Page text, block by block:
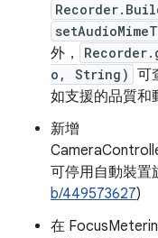
外，
o, String) 可
如支援的品質和
新增
可停用自動裝置
b/449573627)
在